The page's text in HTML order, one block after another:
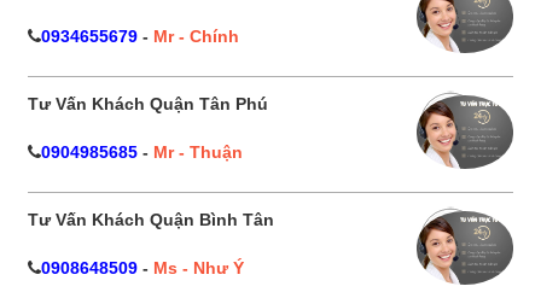
0934655679 - Mr - Chính
Tư Vấn Khách Quận Tân Phú
0904985685 - Mr - Thuận
Tư Vấn Khách Quận Bình Tân
0908648509 - Ms - Như Ý